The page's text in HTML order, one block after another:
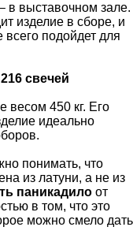
в выставочном зале.
изделие в сборе, и
всего подойдет для
свечей
весом 450 кг. Его
идеально
понимать, что
из латуни, а не из
паникадило от
в том, что это
можно смело дать